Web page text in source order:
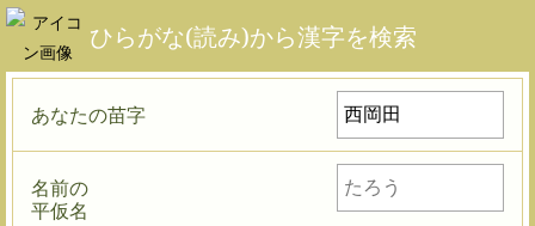
ひらがな(読み)から漢字を検索
あなたの苗字
名前の
平仮名